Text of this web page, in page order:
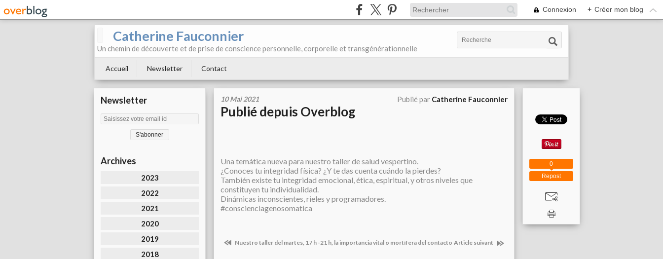
Connexion + Créer mon blog
Catherine Fauconnier
Un chemin de découverte et de prise de conscience personnelle, corporelle et transgénérationnelle
Accueil Newsletter Contact
Newsletter
Archives
2023
2022
2021
2020
2019
2018
10 Mai 2021 Publié par Catherine Fauconnier
Publié depuis Overblog
Una temática nueva para nuestro taller de salud vespertino.
¿Conoces tu integridad física? ¿Y te das cuenta cuándo la pierdes?
También existe tu integridad emocional, ética, espiritual, y otros niveles que
constituyen tu individualidad.
Dinámicas inconscientes, rieles y programadores.
#conscienciagenosomatica
Nuestro taller del martes, 17 h -21 h, la importancia vital o mortífera del contacto Article suivant
Repost
0